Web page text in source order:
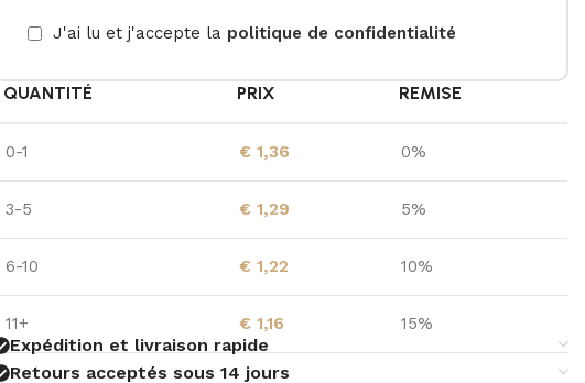
J'ai lu et j'accepte la politique de confidentialité
QUANTITÉ PRIX REMISE
0-1 € 1,36 0%
3-5 € 1,29 5%
6-10 € 1,22 10%
11+ € 1,16 15%
Expédition et livraison rapide
Retours acceptés sous 14 jours